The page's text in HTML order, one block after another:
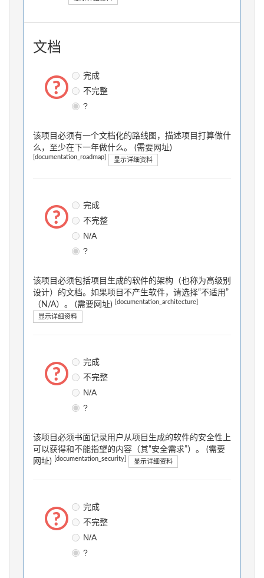
文档
完成
不完整
?
该项目必须有一个文档化的路线图，描述项目打算做什
么，至少在下一年做什么。 (需要网址)
[documentation_roadmap] 显示详细资料
完成
不完整
N/A
?
该项目必须包括项目生成的软件的架构（也称为高级别
设计）的文档。如果项目不产生软件，请选择“不适用”
（N/A）。 (需要网址)
[documentation_architecture]
显示详细资料
完成
不完整
N/A
?
该项目必须书面记录用户从项目生成的软件的安全性上
可以获得和不能指望的内容（其“安全需求”）。 (需要
网址)
[documentation_security] 显示详细资料
完成
不完整
N/A
?